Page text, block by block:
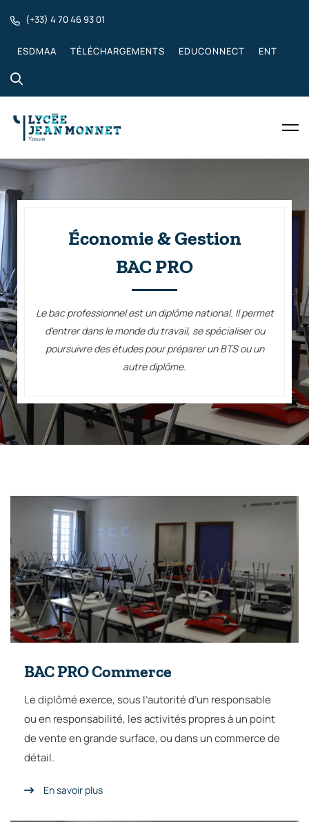
(+33) 4 70 46 93 01
ESDMAA TÉLÉCHARGEMENTS EDUCONNECT ENT
Économie & Gestion
BAC PRO
Le bac professionnel est un diplôme national. Il permet
d'entrer dans le monde du travail, se spécialiser ou
poursuivre des études pour préparer un BTS ou un
autre diplôme.
BAC PRO Commerce
Le diplômé exerce, sous l’autorité d’un responsable
ou en responsabilité, les activités propres à un point
de vente en grande surface, ou dans un commerce de
détail.
En savoir plus